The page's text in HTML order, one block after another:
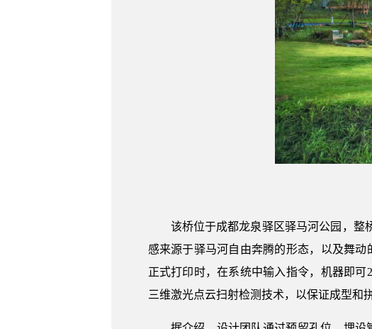
该桥位于成都龙泉驿区驿马河公园，整
感来源于驿马河自由奔腾的形态，以及舞
正式打印时，在系统中输入指令，机器即
三维激光点云扫射检测技术，以保证成型和